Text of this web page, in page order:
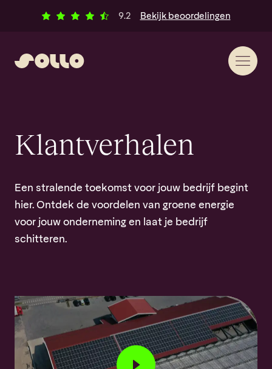
Klantbeoordelingen
9.2 Bekijk alle
beoordelingen
Klantverhalen
Een stralende toekomst voor jouw bedrijf begint
hier. Ontdek de voordelen van groene energie
voor jouw onderneming en laat je bedrijf
schitteren.